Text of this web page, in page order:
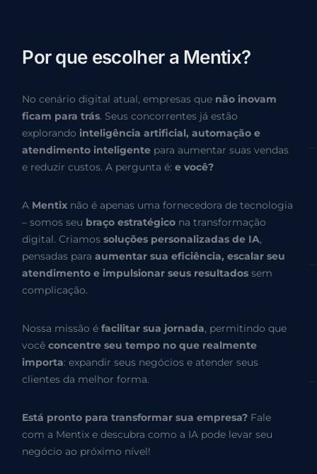
Por que escolher a Mentix?
No cenário digital atual, empresas que não inovam
ficam para trás. Seus concorrentes já estão
explorando inteligência artificial, automação e
atendimento inteligente para aumentar suas vendas
e reduzir custos. A pergunta é:e você?
A Mentix não é apenas uma fornecedora de tecnologia
– somos seu braço estratégico na transformação
digital. Criamossoluções personalizadas de IA,
pensadas paraaumentar sua eficiência, escalar seu
atendimento e impulsionar seus resultados sem
complicação.
Nossa missão éfacilitar sua jornada, permitindo que
vocêconcentre seu tempo no que realmente
importa: expandir seus negócios e atender seus
clientes da melhor forma.
Está pronto para transformar sua empresa? Fale
com a Mentix e descubra como a IA pode levar seu
negócio ao próximo nível!